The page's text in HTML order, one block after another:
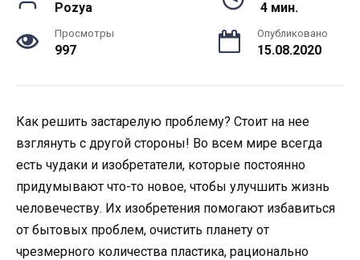
Pozya 4 мин.
Просмотры
997
Опубликовано
15.08.2020
Как решить застарелую проблему? Стоит на нее
взглянуть с другой стороны! Во всем мире всегда
есть чудаки и изобретатели, которые постоянно
придумывают что-то новое, чтобы улучшить жизнь
человечеству. Их изобретения помогают избавиться
от бытовых проблем, очистить планету от
чрезмерного количества пластика, рационально